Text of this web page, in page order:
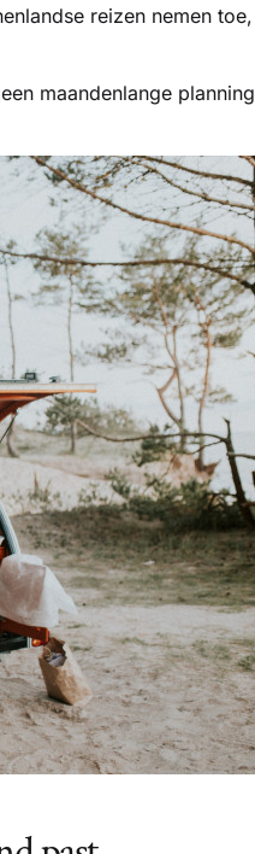
reizen nemen toe,
maandenlange planning